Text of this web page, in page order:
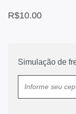
R$10.00
Simulação de